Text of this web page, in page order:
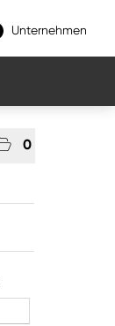
Unternehmen
0